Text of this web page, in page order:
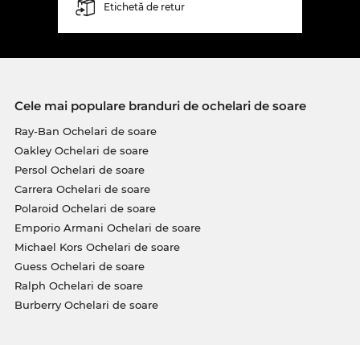
Etichetă de retur
Cele mai populare branduri de ochelari de soare
Ray-Ban Ochelari de soare
Oakley Ochelari de soare
Persol Ochelari de soare
Carrera Ochelari de soare
Polaroid Ochelari de soare
Emporio Armani Ochelari de soare
Michael Kors Ochelari de soare
Guess Ochelari de soare
Ralph Ochelari de soare
Burberry Ochelari de soare